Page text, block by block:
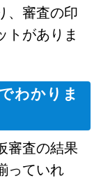
、審査の印
トがありま
わかりま
審査の結果
っていれ